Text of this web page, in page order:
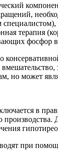
терапия
фосфор
но может
в
при